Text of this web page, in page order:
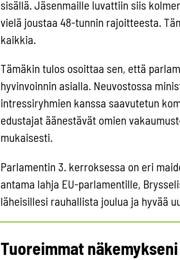
sisällä. Jäsenmaille luvattiin siis
vielä joustaa 48-tunnin rajoitteesta.
kaikkia.
Tämäkin tulos osoittaa sen, että
hyvinvoinnin asialla. Neuvostossa
intressiryhmien kanssa saavutetun
edustajat äänestävät omien
mukaisesti.
Parlamentin 3. kerroksessa on eri
antama lahja EU-parlamentille,
läheisillesi rauhallista joulua ja hyvää
Tuoreimmat näkemykseni